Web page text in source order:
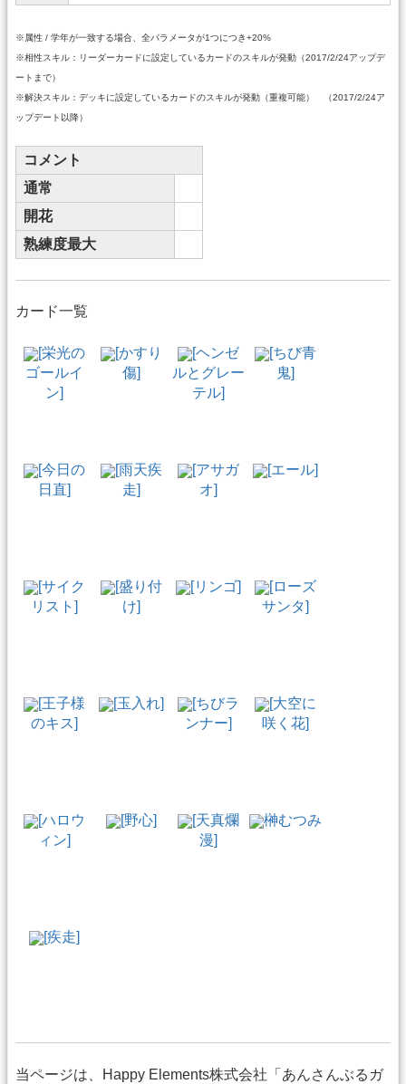
※属性 / 学年が一致する場合、全パラメータが1つにつき+20%
※相性スキル：リーダーカードに設定しているカードのスキルが発動（2017/2/24アップデ
ートまで）
※解決スキル：デッキに設定しているカードのスキルが発動（重複可能） （2017/2/24ア
ップデート以降）
コメント
通常
開花
熟練度最大
カード一覧
[栄光の
ゴールイ
ン]
[かすり
傷]
[ヘンゼ
ルとグレー
テル]
[ちび青
鬼]
[今日の
日直]
[雨天疾
走]
[アサガ
オ]
[エール]
[サイク
リスト]
[盛り付
け]
[リンゴ]
[ローズ
サンタ]
[王子様
のキス]
[玉入れ]
[ちびラ
ンナー]
[大空に
咲く花]
[ハロウ
ィン]
[野心]
[天真爛
漫]
榊むつみ
[疾走]
当ページは、Happy Elements株式会社「あんさんぶるガ